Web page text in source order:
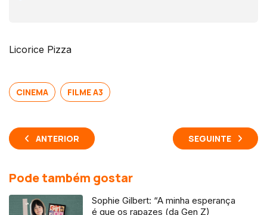
Licorice Pizza
CINEMA FILME A3
ANTERIOR SEGUINTE
Pode também gostar
Sophie Gilbert: “A minha esperança
é que os rapazes (da Gen Z)